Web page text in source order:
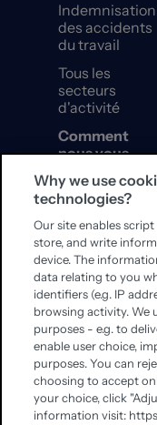
Indemnisation
des accidents
du travail
Tous les
secteurs
d'activité
Comment
nous vous
Une expertise
d'entreprise.
Une envergure
mondiale.
Rapidité de
mise en valeur
Plateforme
Agentic
Impact et
croissance
Why we use
technologies?
Our site enables
store, and write
device. The
data relating to you
identifiers (e.g. IP
browsing activity. We
purposes - e.g. to
enable user choice,
purposes. You can
choosing to accept
your choice, click
information visit: